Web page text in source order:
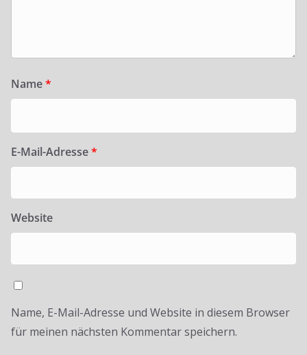
Name*
E-Mail-Adresse*
Website
Name, E-Mail-Adresse und Website in diesem Browser
für meinen nächsten Kommentar speichern.